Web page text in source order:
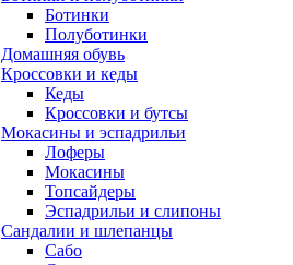
Ботинки
Полуботинки
Домашняя обувь
Кроссовки и кеды
Кеды
Кроссовки и бутсы
Мокасины и эспадрильи
Лоферы
Мокасины
Топсайдеры
Эспадрильи и слипоны
Сандалии и шлепанцы
Сабо